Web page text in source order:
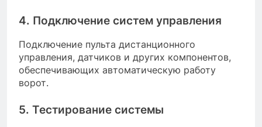
4. Подключение систем управления
Подключение пульта дистанционного
управления, датчиков и других компонентов,
обеспечивающих автоматическую работу
ворот.
5. Тестирование системы